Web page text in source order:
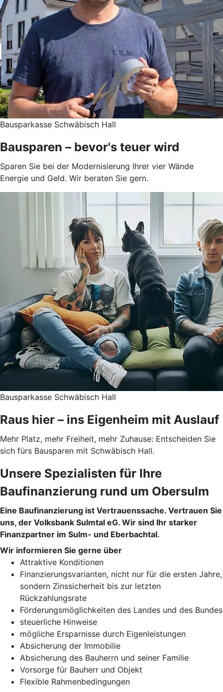
Bausparkasse Schwäbisch Hall
Bausparen – bevor's teuer wird
Sparen Sie bei der Modernisierung Ihrer vier Wände
Energie und Geld. Wir beraten Sie gern.
Bausparkasse Schwäbisch Hall
Raus hier – ins Eigenheim mit Auslauf
Mehr Platz, mehr Freiheit, mehr Zuhause: Entscheiden Sie
sich fürs Bausparen mit Schwäbisch Hall.
Unsere Spezialisten für Ihre
Baufinanzierung rund um Obersulm
Eine Baufinanzierung ist Vertrauenssache. Vertrauen Sie
uns, der Volksbank Sulmtal eG. Wir sind Ihr starker
Finanzpartner im Sulm- und Eberbachtal.
Wir informieren Sie gerne über
Attraktive Konditionen
Finanzierungsvarianten, nicht nur für die ersten Jahre,
sondern Zinssicherheit bis zur letzten
Rückzahlungsrate
Förderungsmöglichkeiten des Landes und des Bundes
steuerliche Hinweise
mögliche Ersparnisse durch Eigenleistungen
Absicherung der Immobilie
Absicherung des Bauherrn und seiner Familie
Vorsorge für Bauherr und Objekt
Flexible Rahmenbedingungen